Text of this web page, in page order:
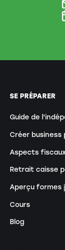
SE PRÉPARER
Guide de
Créer business
Aspects
Retrait caisse
Aperçu formes
Cours
Blog